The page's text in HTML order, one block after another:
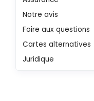
Notre avis
Foire aux questions
Cartes alternatives
Juridique